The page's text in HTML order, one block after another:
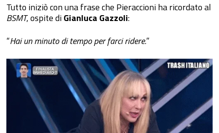
Tutto iniziò con una frase che Pieraccioni ha ricordato al
BSMT, ospite diGianluca Gazzoli:
“Hai un minuto di tempo per farci ridere.”